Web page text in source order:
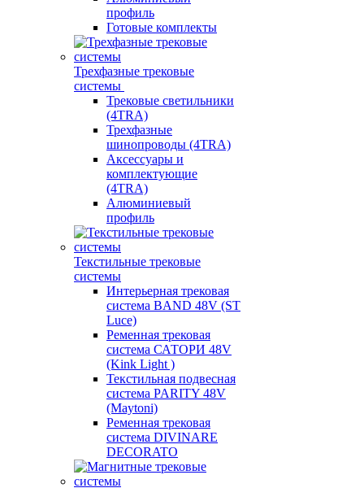
профиль
Готовые комплекты
Трехфазные трековые
системы
Трековые светильники
(4TRA)
Трехфазные
шинопроводы (4TRA)
Аксессуары и
комплектующие
(4TRA)
Алюминиевый
профиль
Текстильные трековые
системы
Интерьерная трековая
система BAND 48V (ST
Luce)
Ременная трековая
система САТОРИ 48V
(Kink Light )
Текстильная подвесная
система PARITY 48V
(Maytoni)
Ременная трековая
система DIVINARE
DECORATO